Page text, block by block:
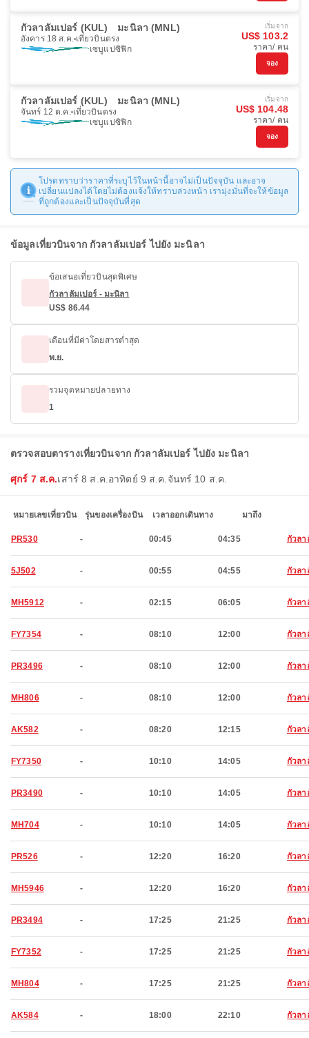
กัวลาลัมเปอร์ (KUL) มะนิลา (MNL)
อังคาร 18 ส.ค. เที่ยวบินตรง
เซบูแปซิฟิก
เริ่มจาก
US$ 103.2
ราคา/ คน
จอง
กัวลาลัมเปอร์ (KUL) มะนิลา (MNL)
จันทร์ 12 ต.ค. เที่ยวบินตรง
เซบูแปซิฟิก
เริ่มจาก
US$ 104.48
ราคา/ คน
จอง
โปรดทราบว่าราคาที่ระบุไว้ในหน้านี้อาจไม่เป็นปัจจุบัน และอาจ
เปลี่ยนแปลงได้โดยไม่ต้องแจ้งให้ทราบล่วงหน้า เรามุ่งมั่นที่จะให้ข้อมูล
ที่ถูกต้องและเป็นปัจจุบันที่สุด
ข้อมูลเที่ยวบินจาก กัวลาลัมเปอร์ ไปยัง มะนิลา
ข้อเสนอเที่ยวบินสุดพิเศษ
กัวลาลัมเปอร์ - มะนิลา
US$ 86.44
เดือนที่มีค่าโดยสารต่ำสุด
พ.ย.
รวมจุดหมายปลายทาง
1
ตรวจสอบตารางเที่ยวบินจาก กัวลาลัมเปอร์ ไปยัง มะนิลา
ศุกร์ 7 ส.ค.เสาร์ 8 ส.ค. อาทิตย์ 9 ส.ค. จันทร์ 10 ส.ค.
หมายเลขเที่ยวบิน รุ่นของเครื่องบิน เวลาออกเดินทาง มาถึง
PR530 - 00:45 04:35 กัวลา
5J502 - 00:55 04:55 กัวลา
MH5912 - 02:15 06:05 กัวลา
FY7354 - 08:10 12:00 กัวลา
PR3496 - 08:10 12:00 กัวลา
MH806 - 08:10 12:00 กัวลา
AK582 - 08:20 12:15 กัวลา
FY7350 - 10:10 14:05 กัวลา
PR3490 - 10:10 14:05 กัวลา
MH704 - 10:10 14:05 กัวลา
PR526 - 12:20 16:20 กัวลา
MH5946 - 12:20 16:20 กัวลา
PR3494 - 17:25 21:25 กัวลา
FY7352 - 17:25 21:25 กัวลา
MH804 - 17:25 21:25 กัวลา
AK584 - 18:00 22:10 กัวลา